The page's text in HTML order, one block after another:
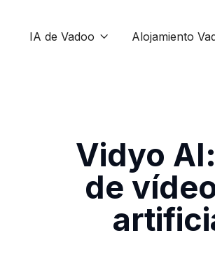
IA de Vadoo  Alojamiento
Vidyo
de